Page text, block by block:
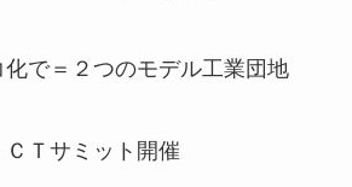
で＝２つのモデル工業団地
Ｔサミット開催